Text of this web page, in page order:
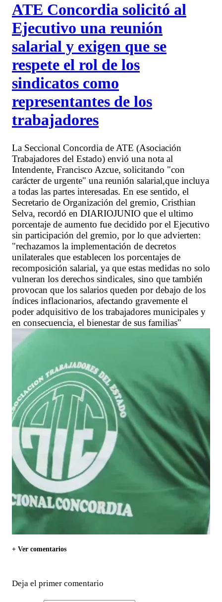
ATE Concordia solicitó al
Ejecutivo una reunión
salarial y exigen que se
respete el rol de los
sindicatos como
representantes de los
trabajadores
La Seccional Concordia de ATE (Asociación
Trabajadores del Estado) envió una nota al
Intendente, Francisco Azcue, solicitando "con
carácter de urgente" una reunión salarial,que incluya
a todas las partes interesadas. En ese sentido, el
Secretario de Organización del gremio, Cristhian
Selva, recordó en DIARIOJUNIO que el ultimo
porcentaje de aumento fue decidido por el Ejecutivo
sin participación del gremio, por lo que advierten:
"rechazamos la implementación de decretos
unilaterales que establecen los porcentajes de
recomposición salarial, ya que estas medidas no solo
vulneran los derechos sindicales, sino que también
provocan que los salarios queden por debajo de los
índices inflacionarios, afectando gravemente el
poder adquisitivo de los trabajadores municipales y
en consecuencia, el bienestar de sus familias"
+ Ver comentarios
Deja el primer comentario